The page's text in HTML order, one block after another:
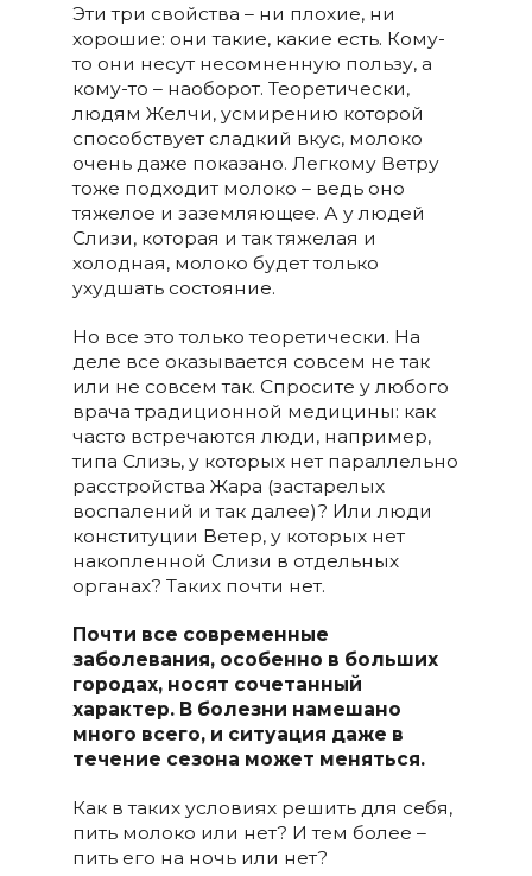
Эти три свойства – ни плохие, ни
хорошие: они такие, какие есть. Кому-
то они несут несомненную пользу, а
кому-то – наоборот. Теоретически,
людям Желчи, усмирению которой
способствует сладкий вкус, молоко
очень даже показано. Легкому Ветру
тоже подходит молоко – ведь оно
тяжелое и заземляющее. А у людей
Слизи, которая и так тяжелая и
холодная, молоко будет только
ухудшать состояние.
Но все это только теоретически. На
деле все оказывается совсем не так
или не совсем так. Спросите у любого
врача традиционной медицины: как
часто встречаются люди, например,
типа Слизь, у которых нет параллельно
расстройства Жара (застарелых
воспалений и так далее)? Или люди
конституции Ветер, у которых нет
накопленной Слизи в отдельных
органах? Таких почти нет.
Почти все современные
заболевания, особенно в больших
городах, носят сочетанный
характер. В болезни намешано
много всего, и ситуация даже в
течение сезона может меняться.
Как в таких условиях решить для себя,
пить молоко или нет? И тем более –
пить его на ночь или нет?